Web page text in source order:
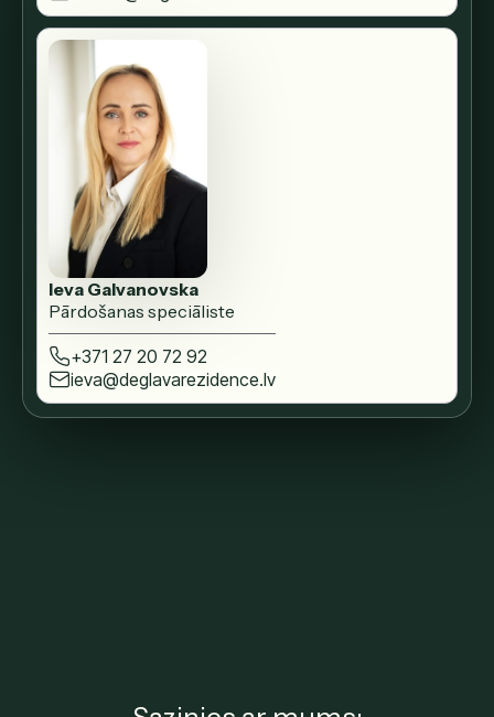
Ieva Galvanovska
Pārdošanas speciāliste
+371 27 20 72 92
ieva@deglavarezidence.lv